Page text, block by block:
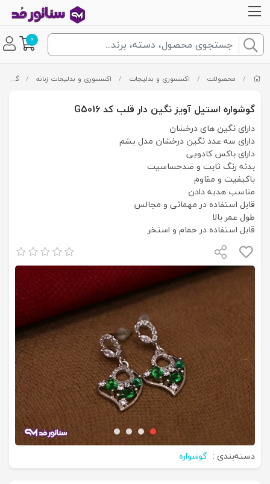
0
/ محصولات / اکسسوری و بدلیجات / اکسسوری و بدلیجات زنانه / گوشواره
گوشواره استیل آویز نگین دار قلب کد G5016
دارای نگین های درخشان
دارای سه عدد نگین درخشان مدل یشم
دارای باکس کادویی
بدنه رنگ ثابت و ضدحساسیت
باکیفیت و مقاوم
مناسب هدیه دادن
قابل استفاده در مهمانی و مجالس
طول عمر بالا
قابل استفاده در حمام و استخر
دسته‌بندی : گوشواره